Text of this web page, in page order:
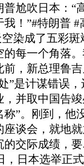
尬吹日本：“
！”#特朗普 #
染成了五彩
每一个角落
前，新总理鲁
”是计谋错误
并取中国告
”。刚到，他
谈会，就地
交际成绩，
，日本选举正